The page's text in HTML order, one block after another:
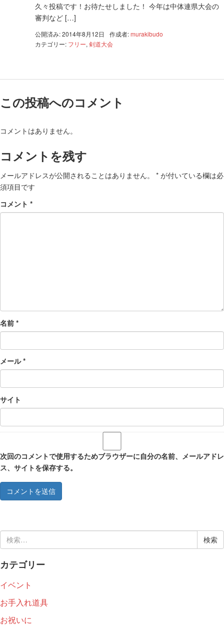
久々投稿です！お待たせしました！ 今年は中体連県大会の
審判など […]
公開済み: 2014年8月12日 作成者:murakibudo
カテゴリー: フリー, 剣道大会
この投稿へのコメント
コメントはありません。
コメントを残す
メールアドレスが公開されることはありません。 * が付いている欄は必
須項目です
コメント *
名前 *
メール*
サイト
次回のコメントで使用するためブラウザーに自分の名前、メールアドレ
ス、サイトを保存する。
検
索:
カテゴリー
イベント
お手入れ道具
お祝いに